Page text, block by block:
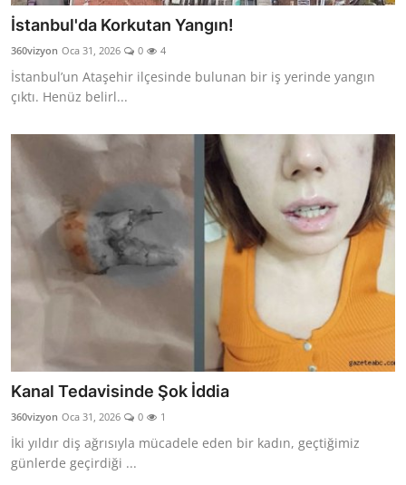
İstanbul'da Korkutan Yangın!
360vizyon Oca 31, 2026 0 4
İstanbul’un Ataşehir ilçesinde bulunan bir iş yerinde yangın
çıktı. Henüz belirl...
Kanal Tedavisinde Şok İddia
360vizyon Oca 31, 2026 0 1
İki yıldır diş ağrısıyla mücadele eden bir kadın, geçtiğimiz
günlerde geçirdiği ...